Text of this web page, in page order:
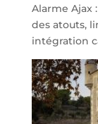
sécurisé
à
de
Alarme Ajax
des atouts,
intégration